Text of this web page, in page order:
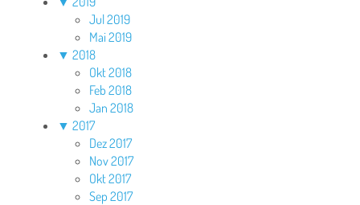
Jul 2019
Mai 2019
▼ 2018
Okt 2018
Feb 2018
Jan 2018
▼ 2017
Dez 2017
Nov 2017
Okt 2017
Sep 2017